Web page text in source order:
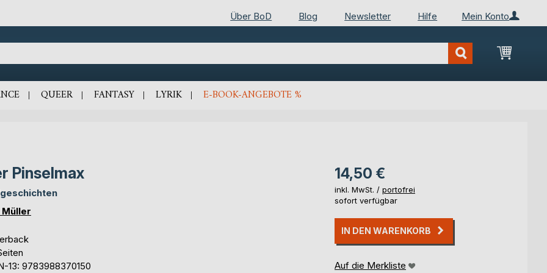
Mein Konto
Über BoD Blog Newsletter Hilfe
Mein
QUEER FANTASY LYRIK E-BOOK-ANGEBOTE %
Pinselmax
Müller
13: 9783988370150
14,50 €
inkl. MwSt. / portofrei
sofort verfügbar
IN DEN WARENKORB
Auf die Merkliste